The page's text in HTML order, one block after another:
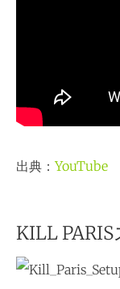
出典：YouTube
KILL